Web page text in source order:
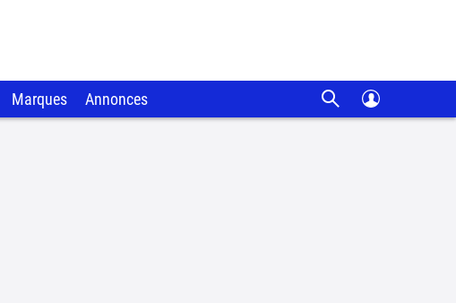
Marques Annonces